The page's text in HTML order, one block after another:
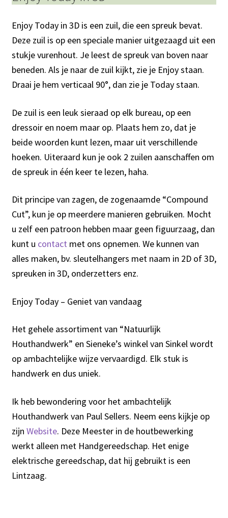
Enjoy Today in 3D is een zuil, die een spreuk bevat.
Deze zuil is op een speciale manier uitgezaagd uit een
stukje vurenhout. Je leest de spreuk van boven naar
beneden. Als je naar de zuil kijkt, zie je Enjoy staan.
Draai je hem verticaal 90°, dan zie je Today staan.
De zuil is een leuk sieraad op elk bureau, op een
dressoir en noem maar op. Plaats hem zo, dat je
beide woorden kunt lezen, maar uit verschillende
hoeken. Uiteraard kun je ook 2 zuilen aanschaffen om
de spreuk in één keer te lezen, haha.
Dit principe van zagen, de zogenaamde “Compound
Cut”, kun je op meerdere manieren gebruiken. Mocht
u zelf een patroon hebben maar geen figuurzaag, dan
kunt u contact met ons opnemen. We kunnen van
alles maken, bv. sleutelhangers met naam in 2D of 3D,
spreuken in 3D, onderzetters enz.
Enjoy Today – Geniet van vandaag
Het gehele assortiment van “Natuurlijk
Houthandwerk” en Sieneke’s winkel van Sinkel wordt
op ambachtelijke wijze vervaardigd. Elk stuk is
handwerk en dus uniek.
Ik heb bewondering voor het ambachtelijk
Houthandwerk van Paul Sellers. Neem eens kijkje op
zijn Website. Deze Meester in de houtbewerking
werkt alleen met Handgereedschap. Het enige
elektrische gereedschap, dat hij gebruikt is een
Lintzaag.